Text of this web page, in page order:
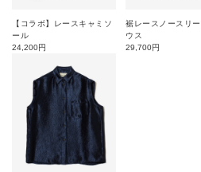
【コラボ】レースキャミソ
ール
24,200円
裾レースノースリ
ウス
29,700円